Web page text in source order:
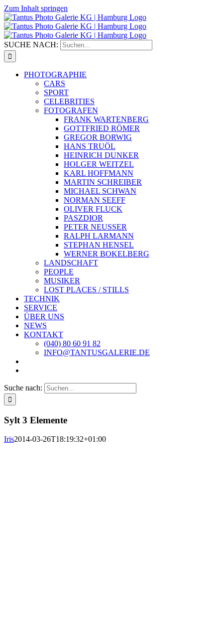
Zum Inhalt springen
SUCHE NACH:
PHOTOGRAPHIE
CARS
SPORT
CELEBRITIES
FOTOGRAFEN
FRANK WARTENBERG
GOTTFRIED RÖMER
GREGOR BORWIG
HANS TRUÖL
HEINRICH DUNKER
HOLGER WEITZEL
KARL HOFFMANN
MARTIN SCHREIBER
MICHAEL SCHWAN
NORMAN SEEFF
OLIVER FLUCK
PASZDIOR
PETER NEUSSER
RALPH LARMANN
STEPHAN HENSEL
WERNER BOKELBERG
LANDSCHAFT
PEOPLE
MUSIKER
LOST PLACES / STILLS
TECHNIK
SERVICE
ÜBER UNS
NEWS
KONTAKT
(040) 80 60 91 82
INFO@TANTUSGALERIE.DE
Suche nach:
Sylt 3 Elemente
Iris2014-03-26T18:19:32+01:00